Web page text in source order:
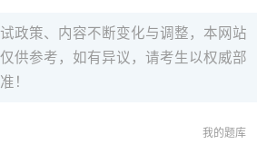
政策、内容不断变化与调整，本网站
供参考，如有异议，请考生以权威部
！
我的题库